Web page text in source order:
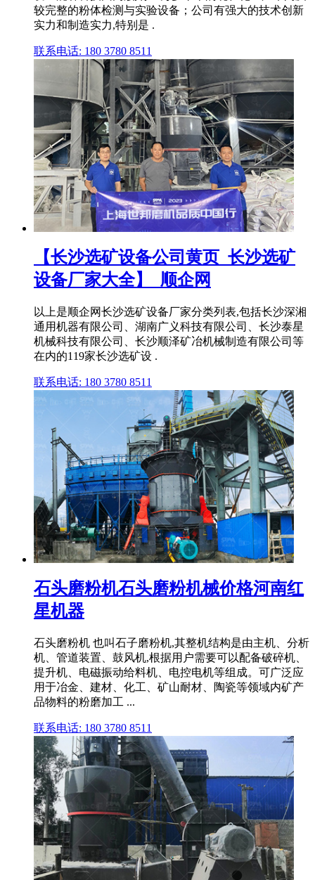
较完整的粉体检测与实验设备；公司有强大的技术创新
实力和制造实力,特别是 .
联系电话: 180 3780 8511
【长沙选矿设备公司黄页_长沙选矿
设备厂家大全】_顺企网
以上是顺企网长沙选矿设备厂家分类列表,包括长沙深湘
通用机器有限公司、湖南广义科技有限公司、长沙泰星
机械科技有限公司、长沙顺泽矿冶机械制造有限公司等
在内的119家长沙选矿设 .
联系电话: 180 3780 8511
石头磨粉机石头磨粉机械价格河南红
星机器
石头磨粉机 也叫石子磨粉机,其整机结构是由主机、分析
机、管道装置、鼓风机,根据用户需要可以配备破碎机、
提升机、电磁振动给料机、电控电机等组成。可广泛应
用于冶金、建材、化工、矿山耐材、陶瓷等领域内矿产
品物料的粉磨加工 ...
联系电话: 180 3780 8511